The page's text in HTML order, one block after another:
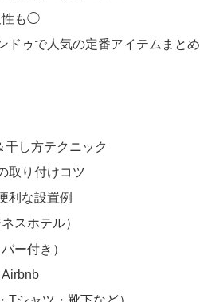
性も◯
ドゥで人気の定番アイテムまとめ
干し方テクニック
取り付けコツ
利な設置例
スホテル）
ー付き）